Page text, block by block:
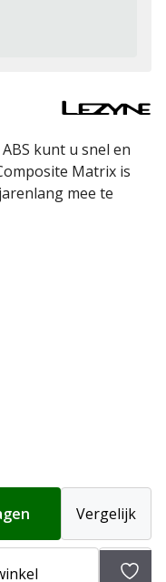
kunt u snel en
Matrix is
mee te
Vergelijk